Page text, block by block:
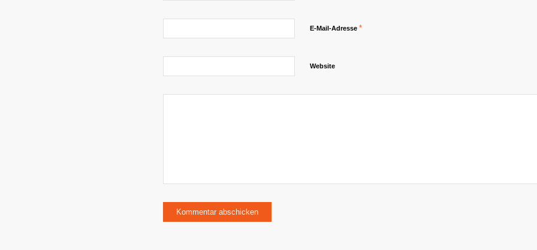
E-Mail-Adresse *
Website